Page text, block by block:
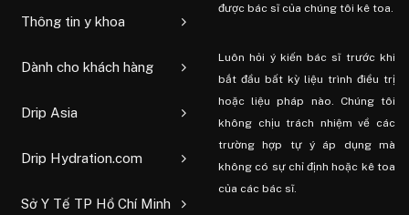
Thông tin y khoa
Dành cho khách hàng
Drip Asia
Drip Hydration.com
Sở Y Tế TP Hồ Chí Minh
được bác sĩ của chúng tôi kê toa.
Luôn hỏi ý kiến ​​bác sĩ trước khi
bắt đầu bất kỳ liệu trình điều trị
hoặc liệu pháp nào. Chúng tôi
không chịu trách nhiệm về các
trường hợp tự ý áp dụng mà
không có sự chỉ định hoặc kê toa
của các bác sĩ.